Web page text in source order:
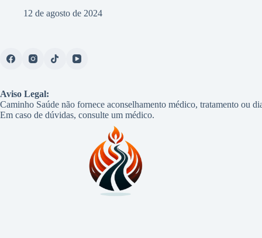
12 de agosto de 2024
Aviso Legal:
Caminho Saúde não fornece aconselhamento médico, tratamento ou
Em caso de dúvidas, consulte um médico.